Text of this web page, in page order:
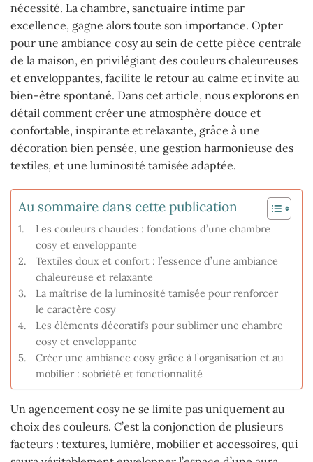
nécessité. La chambre, sanctuaire intime par
excellence, gagne alors toute son importance. Opter
pour une ambiance cosy au sein de cette pièce centrale
de la maison, en privilégiant des couleurs chaleureuses
et enveloppantes, facilite le retour au calme et invite au
bien-être spontané. Dans cet article, nous explorons en
détail comment créer une atmosphère douce et
confortable, inspirante et relaxante, grâce à une
décoration bien pensée, une gestion harmonieuse des
textiles, et une luminosité tamisée adaptée.
Au sommaire dans cette publication
Les couleurs chaudes : fondations d’une chambre
cosy et enveloppante
Textiles doux et confort : l’essence d’une ambiance
chaleureuse et relaxante
La maîtrise de la luminosité tamisée pour renforcer
le caractère cosy
Les éléments décoratifs pour sublimer une chambre
cosy et enveloppante
Créer une ambiance cosy grâce à l’organisation et au
mobilier : sobriété et fonctionnalité
Un agencement cosy ne se limite pas uniquement au
choix des couleurs. C’est la conjonction de plusieurs
facteurs : textures, lumière, mobilier et accessoires, qui